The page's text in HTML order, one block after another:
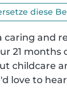
diese
caring and
21 months
childcare
love to